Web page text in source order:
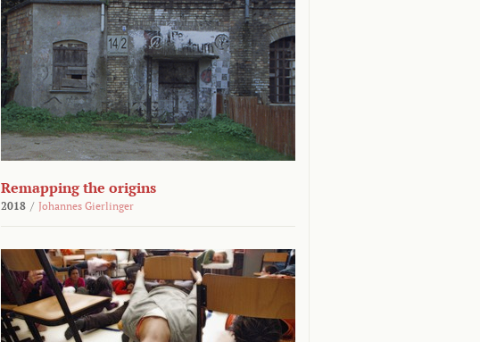
Remapping the origins
2018 / Johannes Gierlinger